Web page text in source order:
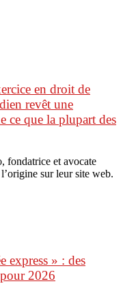
en droit de
revêt une
ce que la plupart des
fondatrice et avocate
sur leur site web.
express » : des
2026